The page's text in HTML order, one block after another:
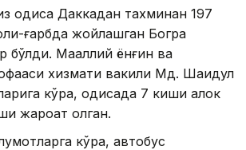
ҳодиса Даккадан тахминан 197
ғарбда жойлашган Богра
бўлди. Маҳаллий ёнғин ва
хизмати вакили Мд. Шаҳидул
кўра, ҳодисада 7 киши ҳалок
жароҳат олган.
кўра, автобус